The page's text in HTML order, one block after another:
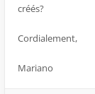
créés?
Cordialement,
Mariano